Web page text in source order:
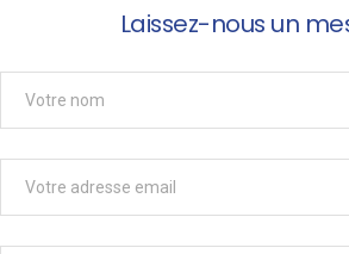
Laissez-nous un